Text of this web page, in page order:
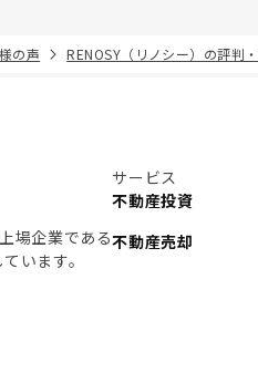
の声 RENOSY（リノシー）の評判
場企業である
います。
サービス
不動産投資
不動産売却